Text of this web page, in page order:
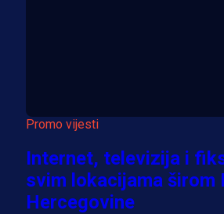
Promo vijesti
Internet, televizija i
svim lokacijama širom
Hercegovine